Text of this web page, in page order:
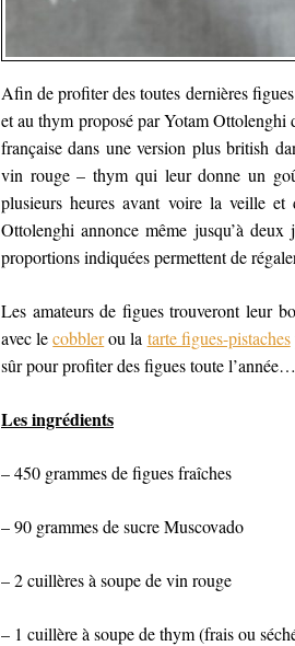
Afin de profiter des toutes dernières
et au thym proposé par Yotam Ottolenghi
française dans une version plus british
vin rouge – thym qui leur donne un
plusieurs heures avant voire la veille et
Ottolenghi annonce même jusqu’à
proportions indiquées permettent de
Les amateurs de figues trouveront leur
avec lecobblerou la tarte figues-pistaches
sûr pour profiter des figues toute l’année…
Les ingrédients
– 450 grammes de figues fraîches
– 90 grammes de sucre Muscovado
– 2 cuillères à soupe de vin rouge
– 1 cuillère à soupe de thym (frais ou